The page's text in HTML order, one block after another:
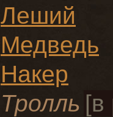
Леший
Медведь
Накер
Тролль